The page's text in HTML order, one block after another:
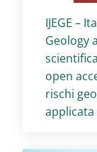
Titolo
IJEGE –
Geology
open
rischi
applicata